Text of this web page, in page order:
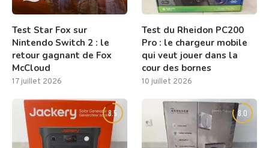
Test Star Fox sur
Nintendo Switch 2 : le
retour gagnant de Fox
McCloud
17 juillet 2026
Test du Rheidon PC200
Pro : le chargeur mobile
qui veut jouer dans la
cour des bornes
10 juillet 2026
8.5 8.0